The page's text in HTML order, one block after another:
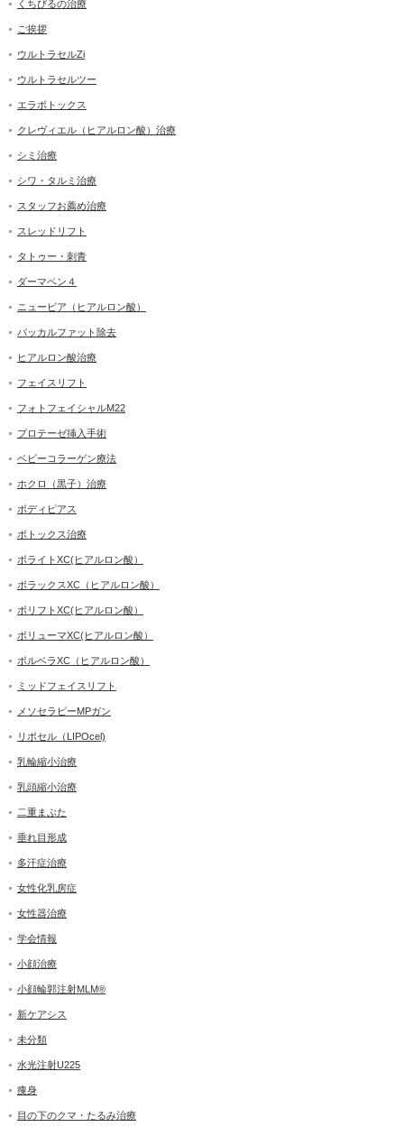
くちびるの治療
ご挨拶
ウルトラセルZi
ウルトラセルツー
エラボトックス
クレヴィエル（ヒアルロン酸）治療
シミ治療
シワ・タルミ治療
スタッフお薦め治療
スレッドリフト
タトゥー・刺青
ダーマペン４
ニュービア（ヒアルロン酸）
バッカルファット除去
ヒアルロン酸治療
フェイスリフト
フォトフェイシャルM22
プロテーゼ挿入手術
ベビーコラーゲン療法
ホクロ（黒子）治療
ボディピアス
ボトックス治療
ボライトXC(ヒアルロン酸）
ボラックスXC（ヒアルロン酸）
ボリフトXC(ヒアルロン酸）
ボリューマXC(ヒアルロン酸）
ボルベラXC（ヒアルロン酸）
ミッドフェイスリフト
メソセラピーMPガン
リポセル（LIPOcel)
乳輪縮小治療
乳頭縮小治療
二重まぶた
垂れ目形成
多汗症治療
女性化乳房症
女性器治療
学会情報
小顔治療
小顔輪郭注射MLM®
新ケアシス
未分類
水光注射U225
痩身
目の下のクマ・たるみ治療